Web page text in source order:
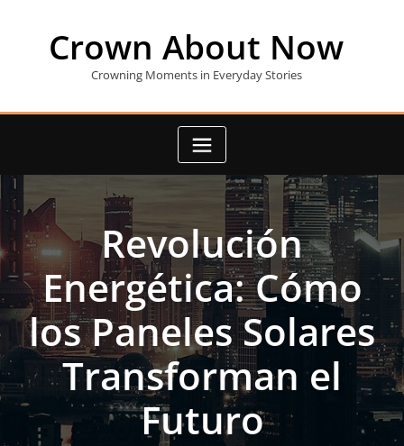
Crown About Now
Crowning Moments in Everyday Stories
Revolución
Energética: Cómo
los Paneles Solares
Transforman el
Futuro